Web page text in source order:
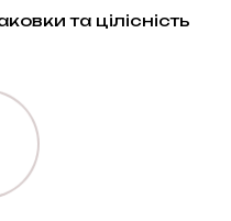
та цілісність